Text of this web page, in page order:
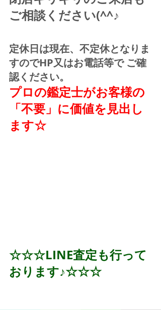
ご相談ください(^^♪
定休日は現在、不定休となりま
すのでHP又はお電話等で ご確
認ください。
プロの鑑定士がお客様の
「不要」に価値を見出し
ます☆
☆☆☆LINE査定も行って
おります♪☆☆☆